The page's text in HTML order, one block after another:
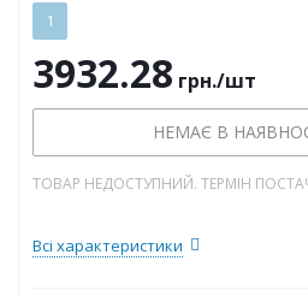
1
3932.28 грн./шт
НЕМАЄ В
ТОВАР НЕДОСТУПНИЙ. ТЕРМІН
Всі характеристики